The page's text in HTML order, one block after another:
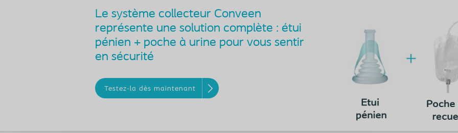
Le système collecteur Conveen
représente une solution complète : étui
pénien + poche à urine pour vous sentir
en sécurité
Testez-la dès maintenant